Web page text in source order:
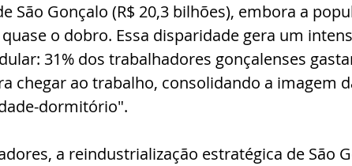
São Gonçalo (R$ 20,3 bilhões), embora a
o dobro. Essa disparidade gera um
31% dos trabalhadores gonçalenses
chegar ao trabalho, consolidando a imagem
dormitório".
a reindustrialização estratégica de São